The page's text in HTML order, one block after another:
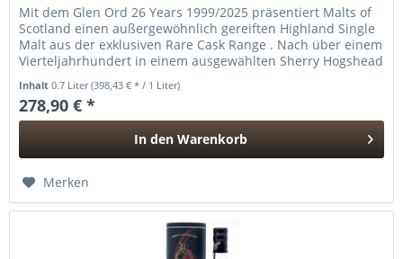
Mit dem Glen Ord 26 Years 1999/2025 präsentiert Malts of
Scotland einen außergewöhnlich gereiften Highland Single
Malt aus der exklusiven Rare Cask Range . Nach über einem
Vierteljahrhundert in einem ausgewählten Sherry Hogshead
Inhalt0.7 Liter(398,43 € * / 1 Liter)
278,90 € *
In den Warenkorb
Merken